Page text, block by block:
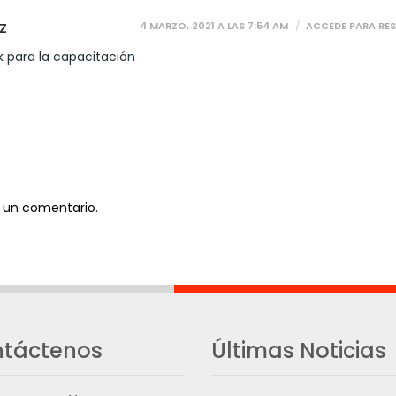
4 MARZO, 2021 A LAS 7:54 AM ACCEDE PARA
para la capacitación
comentario.
Últimas Noticias